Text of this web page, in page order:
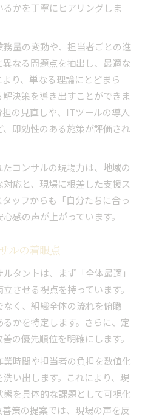
かを丁寧にヒアリングしま
量の変動や、担当者ごとの進
なる問題点を抽出し、最適な
り、単なる理論にとどまら
決策を導き出すことができま
の見直しや、ITツールの導入
即効性のある施策が評価され
コンサルの現場力は、地域の
応と、現場に根差した支援ス
ッフからも「自分たちに合っ
感の声が上がっています。
ルの着眼点
タントは、まず「全体最適」
させる視点を持っています。
く、組織全体の流れを俯瞰
かを特定します。さらに、定
の優先順位を明確にします。
時間や担当者の負担を数値化
い出します。これにより、現
を具体的な課題として可視化
策の提案では、現場の声を反